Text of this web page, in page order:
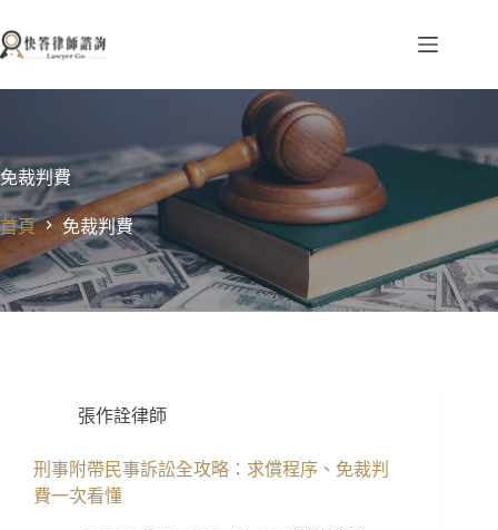
至
要
免裁判費
首頁 免裁判費
張作詮律師
刑事附帶民事訴訟全攻略：求償程序、免裁判
費一次看懂